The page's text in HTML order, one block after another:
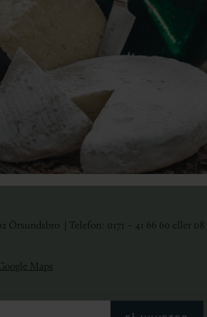
Örsundsbro | Telefon: 0171 – 41 66 60 eller 08
Maps